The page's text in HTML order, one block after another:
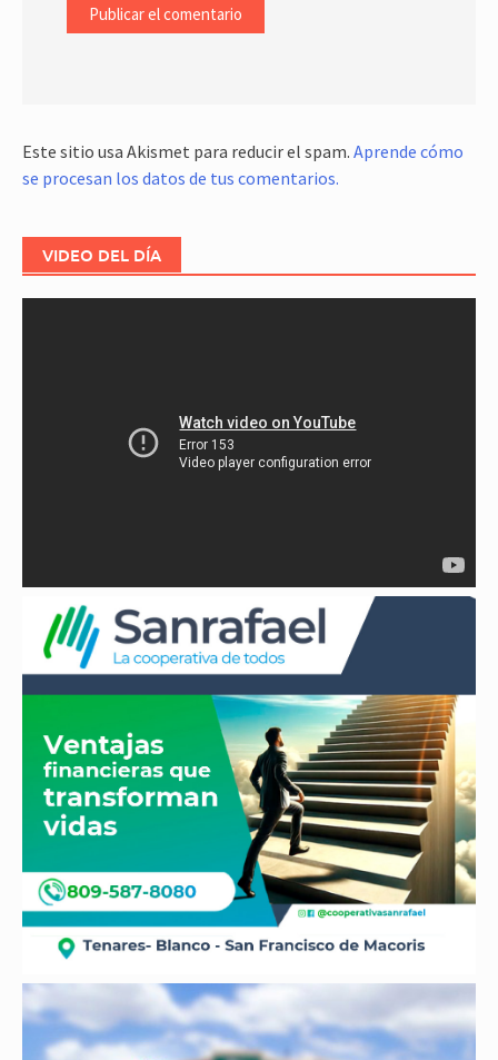
Este sitio usa Akismet para reducir el spam. Aprende cómo
se procesan los datos de tus comentarios.
VIDEO DEL DÍA